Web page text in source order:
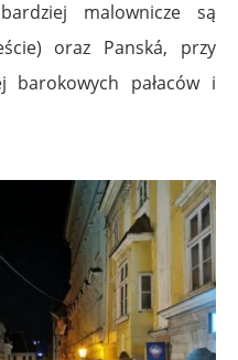
malownicze są
oraz Panská, przy
barokowych pałaców i